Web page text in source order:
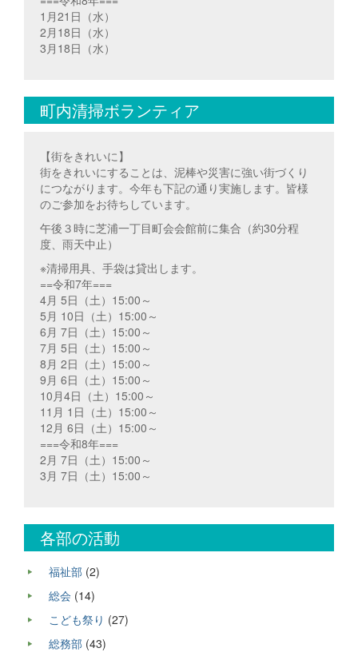
1月21日（水）
2月18日（水）
3月18日（水）
町内清掃ボランティア
【街をきれいに】
街をきれいにすることは、泥棒や災害に強い街づくり
につながります。今年も下記の通り実施します。皆様
のご参加をお待ちしています。
午後３時に芝浦一丁目町会会館前に集合（約30分程
度、雨天中止）
※清掃用具、手袋は貸出します。
==令和7年===
4月 5日（土）15:00～
5月 10日（土）15:00～
6月 7日（土）15:00～
7月 5日（土）15:00～
8月 2日（土）15:00～
9月 6日（土）15:00～
10月4日（土）15:00～
11月 1日（土）15:00～
12月 6日（土）15:00～
===令和8年===
2月 7日（土）15:00～
3月 7日（土）15:00～
各部の活動
福祉部 (2)
総会 (14)
こども祭り (27)
総務部 (43)